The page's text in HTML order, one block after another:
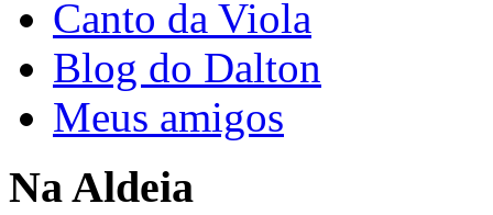
Canto da Viola
Blog do Dalton
Meus amigos
Na Aldeia